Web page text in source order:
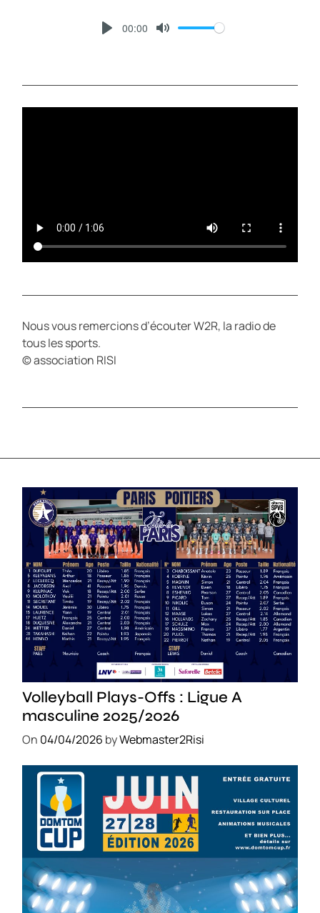
A
00:00
T
Nous vous remercions d’écouter W2R, la radio de
tous les sports.
© association RISI
Volleyball Plays-Offs : Ligue A
masculine 2025/2026
On 04/04/2026 byWebmaster2Risi